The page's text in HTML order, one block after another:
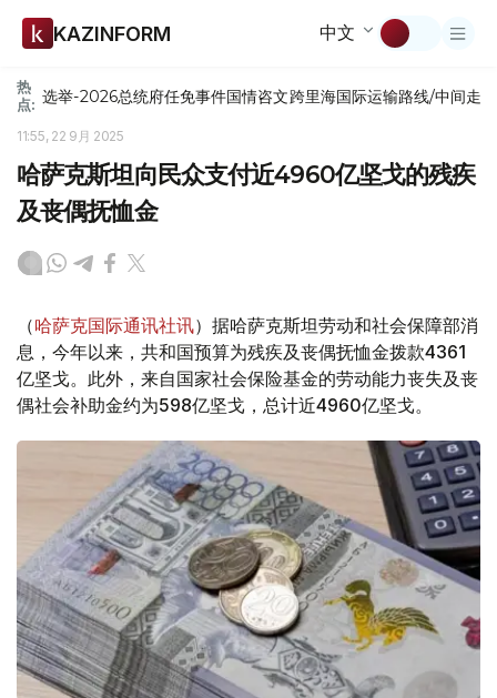
KAZINFORM 中文
热
点: 选举-2026总统府任免事件国情咨文跨里海国际运输路线/中间走廊
11:55, 22 9月 2025
哈萨克斯坦向民众支付近4960亿坚戈的残疾
及丧偶抚恤金
（哈萨克国际通讯社讯）据哈萨克斯坦劳动和社会保障部消
息，今年以来，共和国预算为残疾及丧偶抚恤金拨款4361
亿坚戈。此外，来自国家社会保险基金的劳动能力丧失及丧
偶社会补助金约为598亿坚戈，总计近4960亿坚戈。